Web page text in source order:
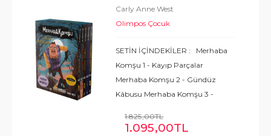
Carly Anne West
Olimpos Çocuk
SETİN İÇİNDEKİLER : Merhaba
Komşu 1 - Kayıp Parçalar
Merhaba Komşu 2 - Gündüz
Kâbusu Merhaba Komşu 3 -
- Gizli Öfke Merhaba Komşu 5 -
1.825,00TL
1.095,00TL